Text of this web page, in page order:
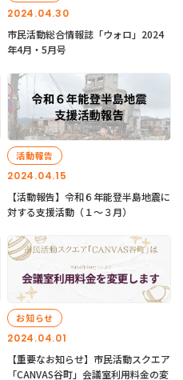
2024.04.30
市民活動総合情報誌「ウォロ」2024
年4月・5月号
2024.04.15
活動報告
【活動報告】令和６年能登半島地震に
対する支援活動（１〜３月）
2024.04.01
お知らせ
【重要なお知らせ】市民活動スクエア
「CANVAS谷町」会議室利用料金の変